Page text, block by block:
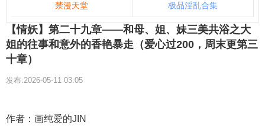
禁漫天堂 极品淫乱合集
【情妖】第二十九章——和母、姐、妹三美共浴之大
姐的往事和意外的香艳暴走（爱心过200，周末更第三
十章）
发布:2026-05-11 03:05
作者：画纯爱的JIN